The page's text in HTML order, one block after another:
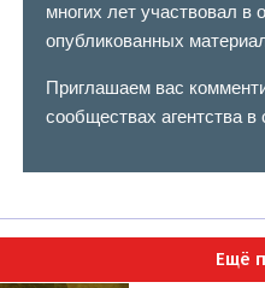
многих лет участвовал в
опубликованных
Приглашаем вас
сообществах агентства
Ещё